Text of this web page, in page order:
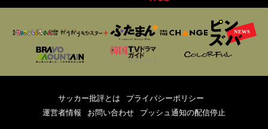
サッカー批評とは
プライバシーポリシー
運営者情報
お問い合わせ プッシュ通知の配信停止